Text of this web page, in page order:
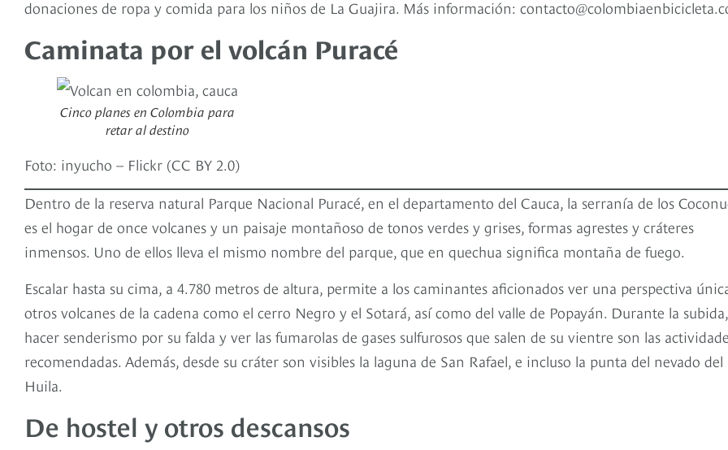
donaciones de ropa y comida para los niños de La Guajira. Más información:
Caminata por el volcán Puracé
Cinco planes en Colombia para
retar al destino
Foto: inyucho – Flickr (CC BY 2.0)
Dentro de la reserva natural Parque Nacional Puracé, en el departamento del Cauca, la serranía de los
es el hogar de once volcanes y un paisaje montañoso de tonos verdes y grises, formas agrestes y cráteres
inmensos. Uno de ellos lleva el mismo nombre del parque, que en quechua significa montaña de fuego.
Escalar hasta su cima, a 4.780 metros de altura, permite a los caminantes aficionados ver una perspectiva
otros volcanes de la cadena como el cerro Negro y el Sotará, así como del valle de Popayán. Durante la subida,
hacer senderismo por su falda y ver las fumarolas de gases sulfurosos que salen de su vientre son las
recomendadas. Además, desde su cráter son visibles la laguna de San Rafael, e incluso la punta del nevado del
Huila.
De hostel y otros descansos